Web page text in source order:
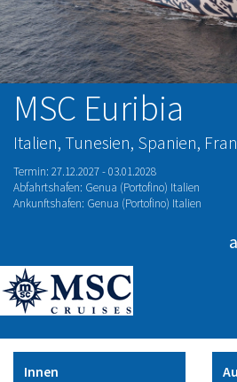
MSC Euribia
Italien, Tunesien, Spanien,
Termin: 27.12.2027 - 03.01.2028
Abfahrtshafen: Genua (Portofino) Italien
Ankunftshafen: Genua (Portofino) Italien
Innen